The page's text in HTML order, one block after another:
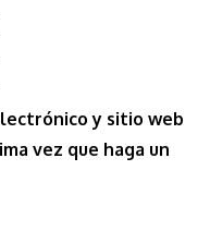
y sitio web
vez que haga un